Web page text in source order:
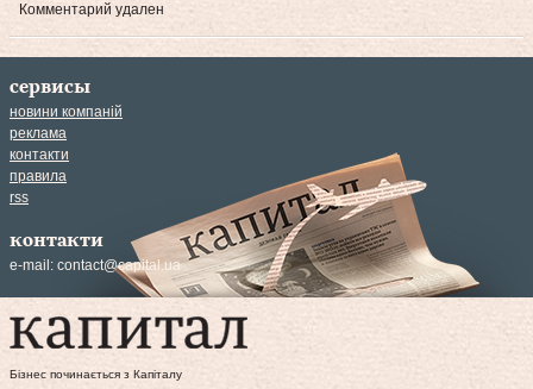
Комментарий удален
сервисы
новини компаній
реклама
контакти
правила
rss
контакти
e-mail: contact@capital.ua
Бізнес починається з Капіталу